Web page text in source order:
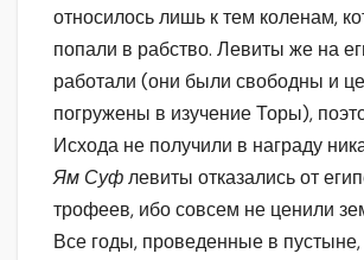
относилось лишь к тем коленам,
попали в рабство. Левиты же на
работали (они были свободны и
погружены в изучение Торы),
Исхода не получили в награду
Ям Суфлевиты отказались от
трофеев, ибо совсем не ценили
Все годы, проведенные в